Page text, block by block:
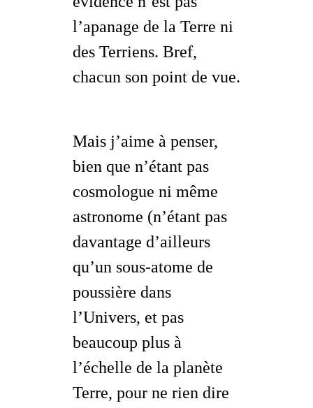
l’apanage de la Terre ni
des Terriens. Bref,
chacun son point de vue.
Mais j’aime à penser,
bien que n’étant pas
cosmologue ni même
astronome (n’étant pas
davantage d’ailleurs
qu’un sous-atome de
poussière dans
l’Univers, et pas
beaucoup plus à
l’échelle de la planète
Terre, pour ne rien dire